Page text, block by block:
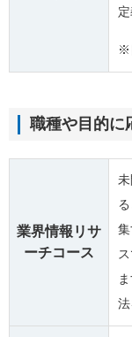
※
職種や目的に
業界情報リサ
ーチコース
法